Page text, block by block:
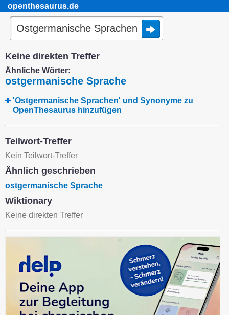
openthesaurus.de
Keine direkten Treffer
Ähnliche Wörter:
ostgermanische Sprache
'Ostgermanische Sprachen' und Synonyme zu
OpenThesaurus hinzufügen
Teilwort-Treffer
Kein Teilwort-Treffer
Ähnlich geschrieben
ostgermanische Sprache
Wiktionary
Keine direkten Treffer